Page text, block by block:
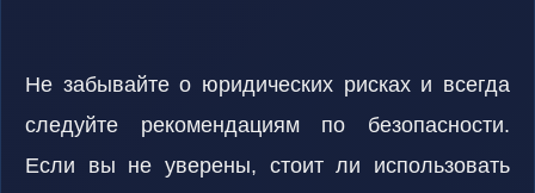
Не забывайте о юридических рисках и всегда
следуйте рекомендациям по безопасности.
Если вы не уверены, стоит ли использовать